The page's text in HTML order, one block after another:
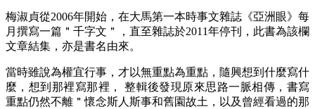
梅淑貞從2006年開始，在大馬第一本時事文雜誌《亞洲眼》每
月撰寫一篇＂千字文＂，直至雜誌於2011年停刊，此書為該欄
文章結集，亦是書名由來。
當時雖說為權宜行事，才以無重點為重點，隨興想到什麼寫什
麼，想到那裡寫那裡， 整輯後發現原來思路一脈相傳，書寫
重點仍然不離＂懷念斯人斯事和舊園故土，以及曾經看過的那